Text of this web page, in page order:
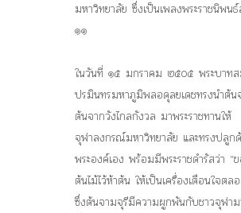
มหาวิทยาลัย ซึ่งเป็นเพลงพระราชนิพน
๑๑
ในวันที่ ๑๕ มกราคม ๒๕๐๕ พระบาทส
ปรมินทรมหาภูมิพลอดุลยเดชทรงนำต้
ต้นจากวังไกลกังวล มาพระราชทานให้
จุฬาลงกรณ์มหาวิทยาลัย และทรงปลูก
พระองค์เอง พร้อมมีพระราชดำรัสว่า “
ต้นไม้ไว้ห้าต้น ให้เป็นเครื่องเตือนใจตล
ซึ่งต้นจามจุรีมีความผูกพันกับชาวจุฬา